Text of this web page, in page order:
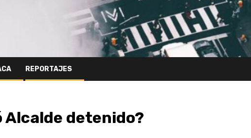
REPORTAJES
Alcalde detenido?